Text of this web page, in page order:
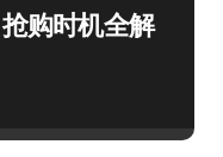
购时机全解